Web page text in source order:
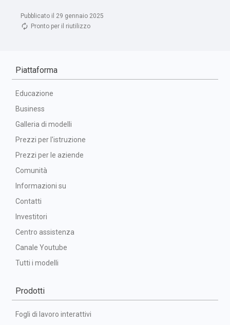
Pubblicato il 29 gennaio 2025
Pronto per il riutilizzo
Piattaforma
Educazione
Business
Galleria di modelli
Prezzi per l'istruzione
Prezzi per le aziende
Comunità
Informazioni su
Contatti
Investitori
Centro assistenza
Canale Youtube
Tutti i modelli
Prodotti
Fogli di lavoro interattivi